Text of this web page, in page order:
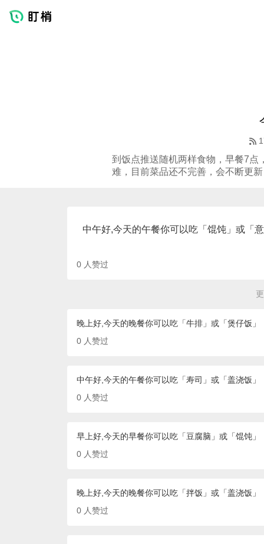
到饭点推送随机两样食物，早餐7点
难，目前菜品还不完善，会不断更
中午好,今天的午餐你可以吃「馄饨」或「
0 人赞过
晚上好,今天的晚餐你可以吃「牛排」或「煲仔饭」
0 人赞过
中午好,今天的午餐你可以吃「寿司」或「盖浇饭」
0 人赞过
早上好,今天的早餐你可以吃「豆腐脑」或「馄饨」
0 人赞过
晚上好,今天的晚餐你可以吃「拌饭」或「盖浇饭」
0 人赞过